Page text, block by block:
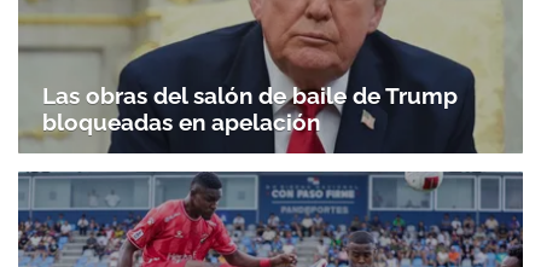
Las obras del salón de baile de Trump
bloqueadas en apelación